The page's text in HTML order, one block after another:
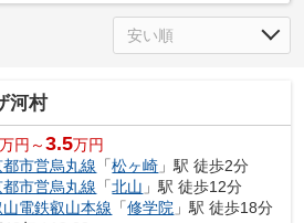
河村
万円～3.5万円
都市営烏丸線 「松ヶ崎 」駅 徒歩2分
都市営烏丸線 「北山 」駅 徒歩12分
山電鉄叡山本線 「修学院 」駅 徒歩18分